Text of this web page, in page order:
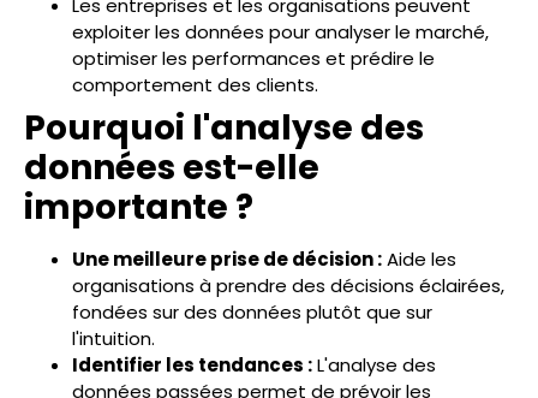
exploiter les données pour analyser le marché,
optimiser les performances et prédire le
comportement des clients.
Pourquoi l'analyse des
données est-elle
importante ?
Une meilleure prise de décision :Aide les
organisations à prendre des décisions éclairées,
fondées sur des données plutôt que sur
l'intuition.
Identifier les tendances :L'analyse des
données passées permet de prévoir les